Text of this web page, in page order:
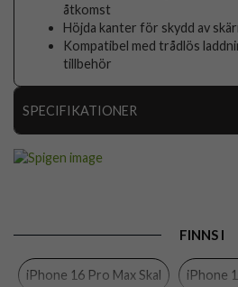
åtkomst
Höjda kanter för skydd av
Kompatibel med trådlös
tillbehör
SPECIFIKATIONER
Färg
FINNS I
iPhone 16 Pro Max Skal iPhone